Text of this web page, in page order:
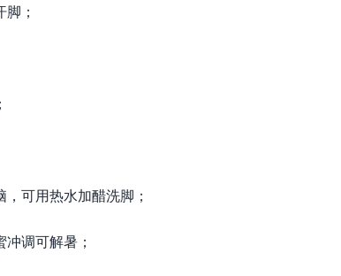
；
可用热水加醋洗脚；
调可解暑；